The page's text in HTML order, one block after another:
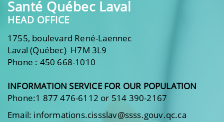
Santé Québec Laval
HEAD OFFICE
1755, boulevard René-Laennec
Laval (Québec) H7M 3L9
Phone : 450 668-1010
INFORMATION SERVICE FOR OUR POPULATION
Phone:1 877 476-6112 or 514 390-2167
Email: informations.cissslav@ssss.gouv.qc.ca